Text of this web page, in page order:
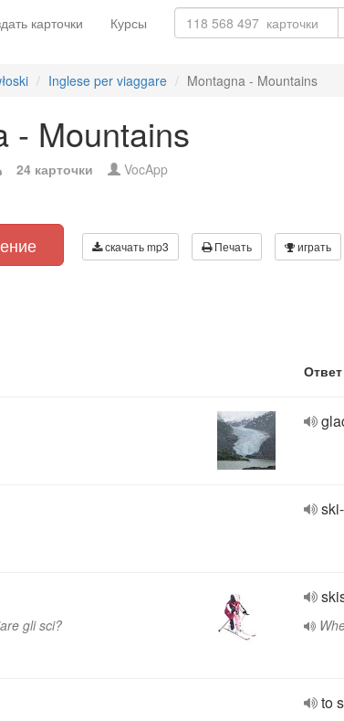
карточки Курсы
Inglese per viaggare Montagna - Mountains
- Mountains
24 карточки VocApp
скачать mp3 Печать играть
Ответ
gli sci?
to